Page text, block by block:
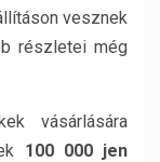
vesznek
részletei még
vásárlására
100 000 jen